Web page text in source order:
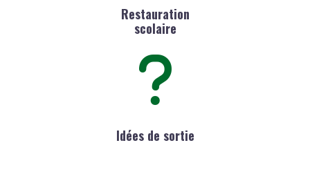
Restauration
scolaire
Idées de sortie